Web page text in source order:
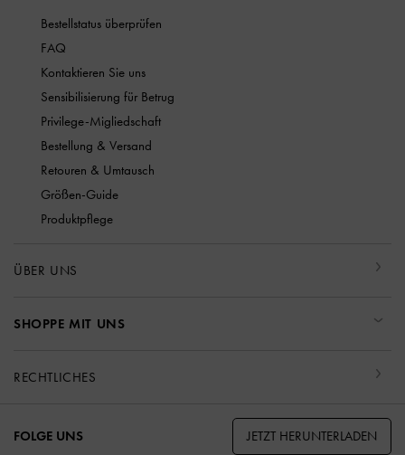
Bestellstatus überprüfen
FAQ
Kontaktieren Sie uns
Sensibilisierung für Betrug
Privilege-Migliedschaft
Bestellung & Versand
Retouren & Umtausch
Größen-Guide
Produktpflege
ÜBER UNS
SHOPPE MIT UNS
RECHTLICHES
FOLGE UNS JETZT HERUNTERLADEN